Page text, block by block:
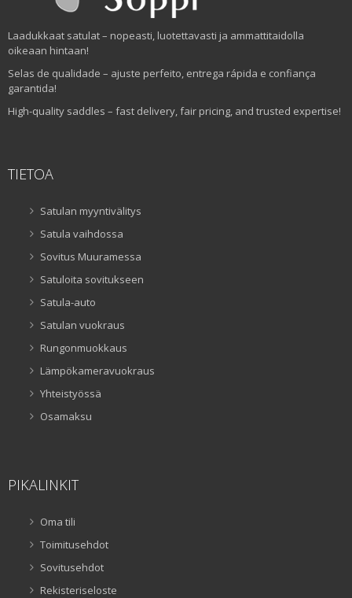
Laadukkaat satulat – nopeasti, luotettavasti ja ammattitaidolla
oikeaan hintaan!
Selas de qualidade – ajuste perfeito, entrega rápida e confiança
garantida!
High-quality saddles – fast delivery, fair pricing, and trusted expertise!
TIETOA
Satulan myyntivälitys
Satula vaihdossa
Sovitus Muuramessa
Satuloita sovitukseen
Satula-auto
Satulan vuokraus
Rungonmuokkaus
Lämpökameravuokraus
Yhteistyössä
Osamaksu
PIKALINKIT
Oma tili
Toimitusehdot
Sovitusehdot
Rekisteriseloste